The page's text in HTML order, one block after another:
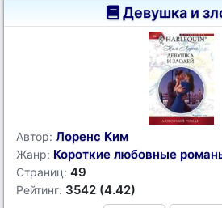
Девушка и
Автор: Лоренс Ким
Жанр: Короткие любовные
Страниц: 49
Рейтинг: 3542 (4.42)